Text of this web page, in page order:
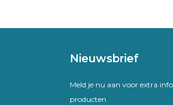
Nieuwsbrief
Meld je nu aan voor extra
producten